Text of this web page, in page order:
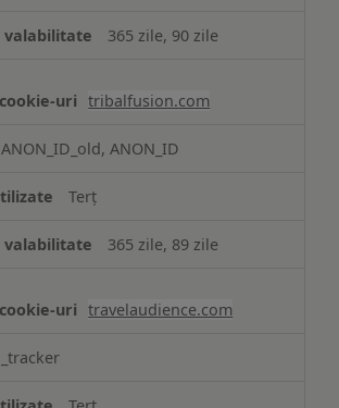
365 zile, 90 zile
tribalfusion.com
ANON_ID_old, ANON_ID
Terț
365 zile, 89 zile
travelaudience.com
_tracker